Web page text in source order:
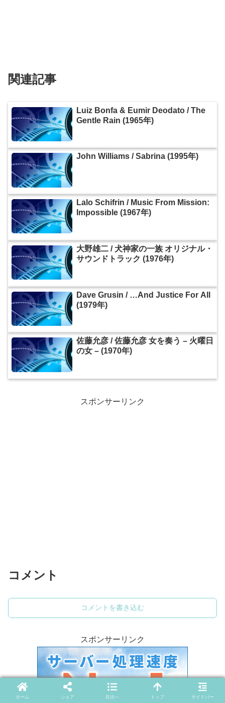
関連記事
Luiz Bonfa & Eumir Deodato / The
Gentle Rain (1965年)
John Williams / Sabrina (1995年)
Lalo Schifrin / Music From Mission:
Impossible (1967年)
大野雄二 / 犬神家の一族 オリジナル・
サウンドトラック (1976年)
Dave Grusin / …And Justice For All
(1979年)
佐藤允彦 / 佐藤允彦 女を奏う – 火曜日
の女 – (1970年)
スポンサーリンク
コメント
コメントを書き込む
スポンサーリンク
ホーム シェア 目次へ トップ サイドバー